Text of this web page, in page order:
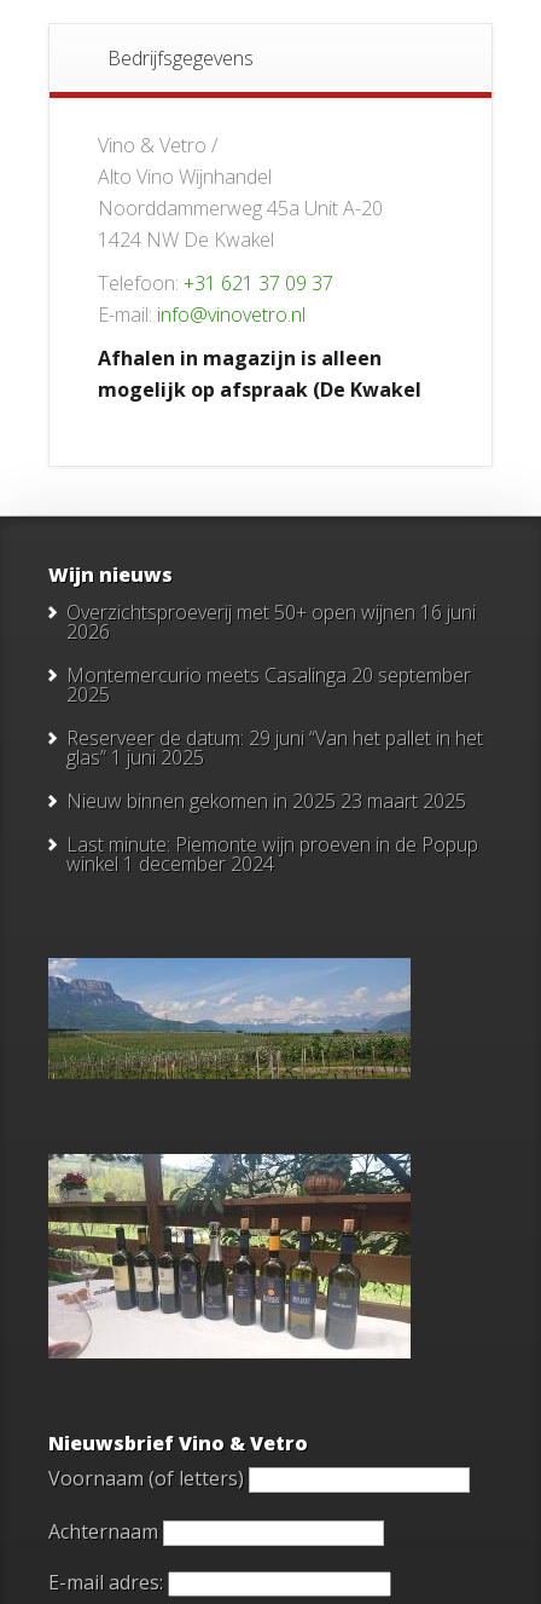
Bedrijfsgegevens
Vino & Vetro /
Alto Vino Wijnhandel
Noorddammerweg 45a Unit A-20
1424 NW De Kwakel
Telefoon: +31 621 37 09 37
E-mail: info@vinovetro.nl
Afhalen in magazijn is alleen
mogelijk op afspraak (De Kwakel
Wijn nieuws
Overzichtsproeverij met 50+ open wijnen 16 juni
2026
Montemercurio meets Casalinga 20 september
2025
Reserveer de datum: 29 juni “Van het pallet in het
glas” 1 juni 2025
Nieuw binnen gekomen in 2025 23 maart 2025
Last minute: Piemonte wijn proeven in de Popup
winkel 1 december 2024
Nieuwsbrief Vino & Vetro
Voornaam (of letters)
Achternaam
E-mail adres: